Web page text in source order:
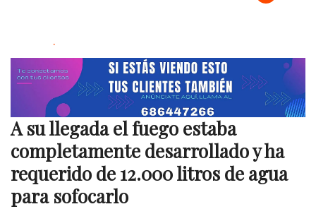
.
A su llegada el fuego estaba
completamente desarrollado y ha
requerido de 12.000 litros de agua
para sofocarlo